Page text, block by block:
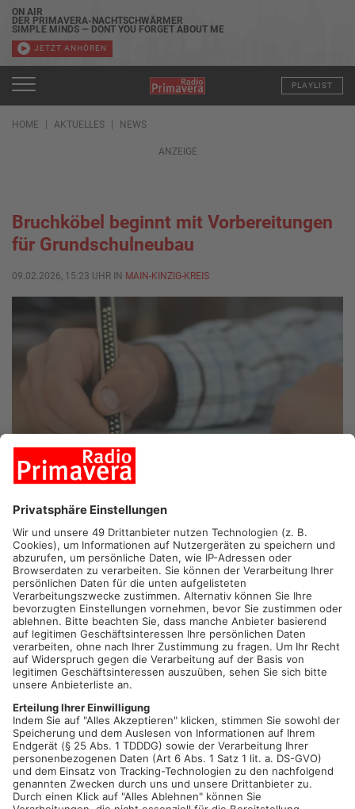
ON AIR
DER PRIMAVERA-NACHTSCHWÄRMER
SIMPLE MINDS — DONT YOU FORGET ABOUT ME
JETZT ANHÖREN
PLAYLIST
HOME AKTUELLES NEWS
ANZEIGE
Bruchköbel beginnt mit Vorbereitungen
für Grundschulneubau
09.02.2026, 15:23 UHR IN MAIN-KINZIG-KREIS
BRUCHKÖBEL.In Bruchköbel-Roßdorf kann es bald losgehen
mit dem Neubau der Grundschule. Heute starten dafür die
Vorbereitungen. Der erste Spatenstich für die neue
Brückenschule soll noch in diesem Jahr fallen. Außerdem
sollen die Haingarten- und die Frida-Kahlo Schule gemeinsam
ausgebaut werden. Auch in Stockstadt laufen ab diesem
Monat die Vorbereitungen für den Grundschul-Neubau – 2028
sollen hier die Kinder dann unterrichtet werden können.
Artikel teilen
ANZEIGE